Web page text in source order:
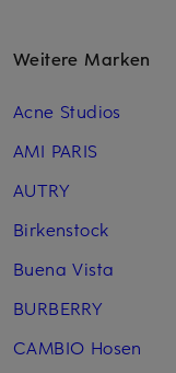
Weitere Marken
Acne Studios
AMI PARIS
AUTRY
Birkenstock
Buena Vista
BURBERRY
CAMBIO Hosen